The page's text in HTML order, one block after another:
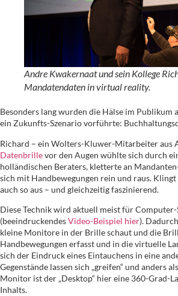
Andre Kwakernaat und sein Kollege
Mandatendaten in virtual reality.
Besonders lang wurden die Hälse im Publikum
ein Zukunfts-Szenario vorführte:
Richard – ein Wolters-Kluwer-Mitarbeiter aus
Datenbrillevor den Augen wühlte sich durch
holländischen Beraters, kletterte an
sich mit Handbewegungen rein und raus.
auch so aus – und gleichzeitig faszinierend.
Diese Technik wird aktuell meist für
(beeindruckendesVideo-Beispiel hier).
kleine Monitore in der Brille schaut und die
Handbewegungen erfasst und in die virtuelle
sich der Eindruck eines Eintauchens in eine
Gegenstände lassen sich „greifen“ und anders
Monitor ist der „Desktop“ hier eine 360-Grad-
Inhalts.